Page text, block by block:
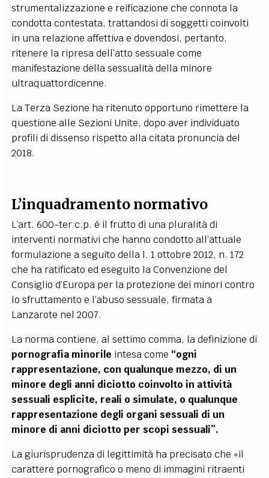
strumentalizzazione e reificazione che connota la
condotta contestata, trattandosi di soggetti coinvolti
in una relazione affettiva e dovendosi, pertanto,
ritenere la ripresa dell’atto sessuale come
manifestazione della sessualità della minore
ultraquattordicenne.
La Terza Sezione ha ritenuto opportuno rimettere la
questione alle Sezioni Unite, dopo aver individuato
profili di dissenso rispetto alla citata pronuncia del
2018.
L’inquadramento normativo
L’art. 600-ter c.p. è il frutto di una pluralità di
interventi normativi che hanno condotto all’attuale
formulazione a seguito della l. 1 ottobre 2012, n. 172
che ha ratificato ed eseguito la Convenzione del
Consiglio d’Europa per la protezione dei minori contro
lo sfruttamento e l’abuso sessuale, firmata a
Lanzarote nel 2007.
La norma contiene, al settimo comma, la definizione di
pornografia minorile intesa come “ogni
rappresentazione, con qualunque mezzo, di un
minore degli anni diciotto coinvolto in attività
sessuali esplicite, reali o simulate, o qualunque
rappresentazione degli organi sessuali di un
minore di anni diciotto per scopi sessuali”.
La giurisprudenza di legittimità ha precisato che «il
carattere pornografico o meno di immagini ritraenti